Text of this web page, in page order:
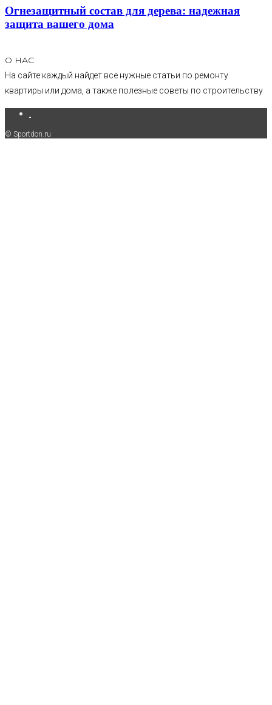
Огнезащитный состав для дерева: надежная
защита вашего дома
О НАС
На сайте каждый найдет все нужные статьи по ремонту
квартиры или дома, а также полезные советы по строительству
.
© Sportdon.ru